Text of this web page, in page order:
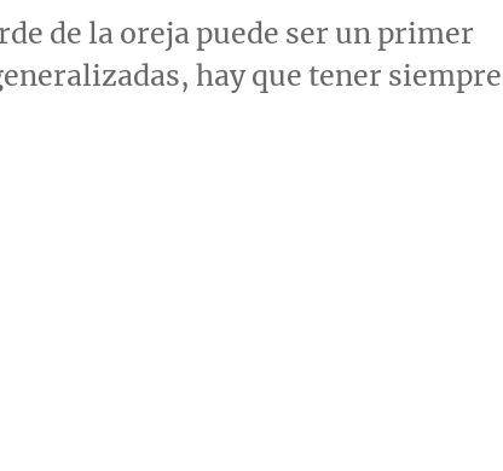
de la oreja puede ser un primer
hay que tener siempre